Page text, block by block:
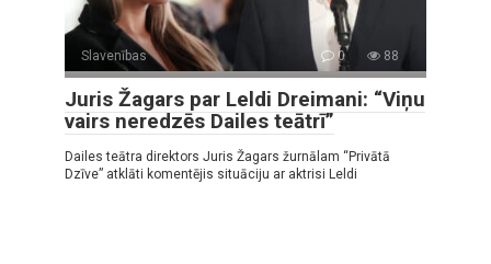
Slavenības 0 88
Juris Žagars par Leldi Dreimani: “Viņu
vairs neredzēs Dailes teātrī”
Dailes teātra direktors Juris Žagars žurnālam “Privātā
Dzīve” atklāti komentējis situāciju ar aktrisi Leldi